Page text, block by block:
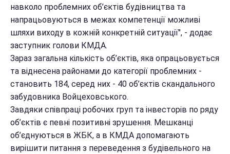
навколо проблемних об’єктів будівництва та
напрацьовуються в межах компетенції можливі
шляхи виходу в кожній конкретній ситуації", - додає
заступник голови КМДА.
Зараз загальна кількість об’єктів, яка опрацьовується
та віднесена районами до категорії проблемних -
становить 184, серед них - 40 об’єктів скандального
забудовника Войцеховського.
Завдяки співпраці робочих груп та інвесторів по ряду
об’єктів є певні позитивні зрушення. Мешканці
об’єднуються в ЖБК, а в КМДА допомагають
вирішити питання з переведення з будівельного на